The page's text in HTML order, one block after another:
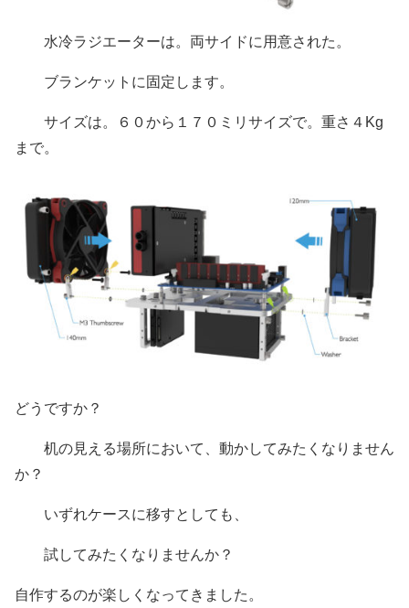
水冷ラジエーターは。両サイドに用意された。
ブランケットに固定します。
サイズは。６０から１７０ミリサイズで。重さ４Kg
まで。
どうですか？
机の見える場所において、動かしてみたくなりません
か？
いずれケースに移すとしても、
試してみたくなりませんか？
自作するのが楽しくなってきました。